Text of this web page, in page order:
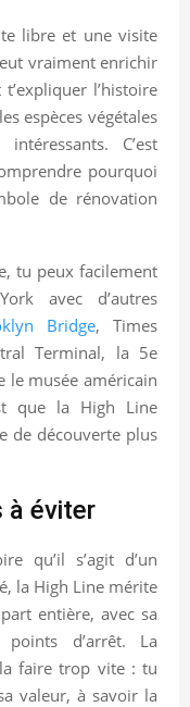
libre et une visite
vraiment enrichir
l’histoire
espèces végétales
C’est
pourquoi
de rénovation
tu peux facilement
avec d’autres
Bridge, Times
Terminal, la 5e
le musée américain
que la High Line
de découverte plus
à éviter
qu’il s’agit d’un
la High Line mérite
entière, avec sa
d’arrêt. La
faire trop vite : tu
valeur, à savoir la